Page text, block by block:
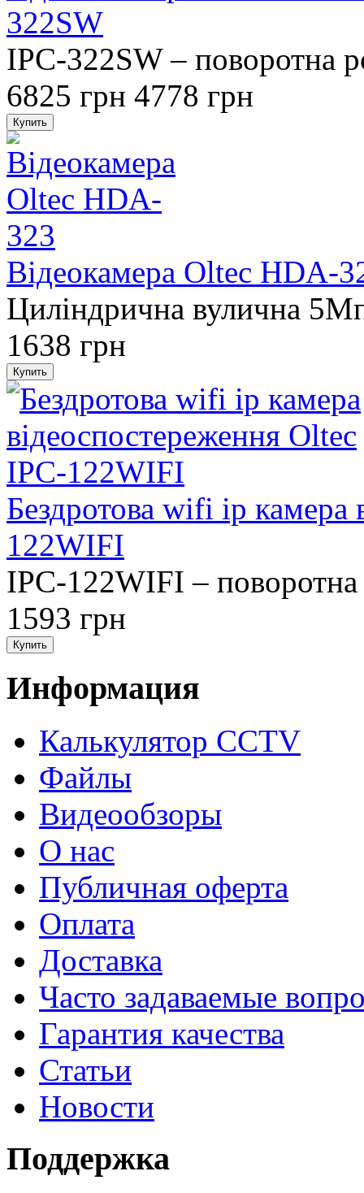
322SW
IPC-322SW – поворотна
6825 грн 4778 грн
Відеокамера Oltec HDA-
Циліндрична вулична
1638 грн
Бездротова wifi ip камера
122WIFI
IPC-122WIFI –
1593 грн
Информация
Калькулятор CCTV
Файлы
Видеообзоры
О нас
Публичная оферта
Оплата
Доставка
Часто задаваемые
Гарантия качества
Статьи
Новости
Поддержка